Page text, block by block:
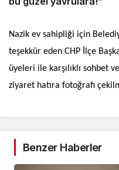
Nazik ev sahipliği için
teşekkür eden CHP İlçe
üyeleri ile karşılıklı sohbet
ziyaret hatıra fotoğrafı
Benzer Haberler